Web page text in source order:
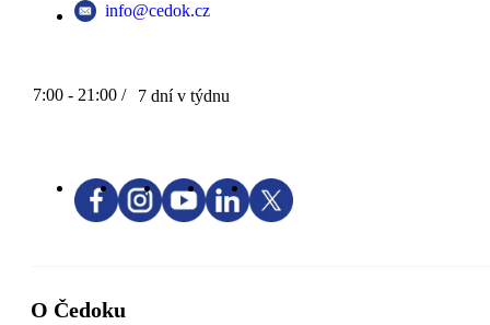
info@cedok.cz
7:00 - 21:00 / 7 dní v týdnu
O Čedoku